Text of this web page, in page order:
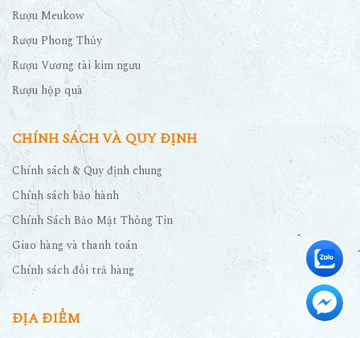
Rượu Meukow
Rượu Phong Thủy
Rượu Vương tài kim ngưu
Rượu hộp quà
CHÍNH SÁCH VÀ QUY ĐỊNH
Chính sách & Quy định chung
Chính sách bảo hành
Chính Sách Bảo Mật Thông Tin
Giao hàng và thanh toán
Chính sách đổi trả hàng
ĐỊA ĐIỂM